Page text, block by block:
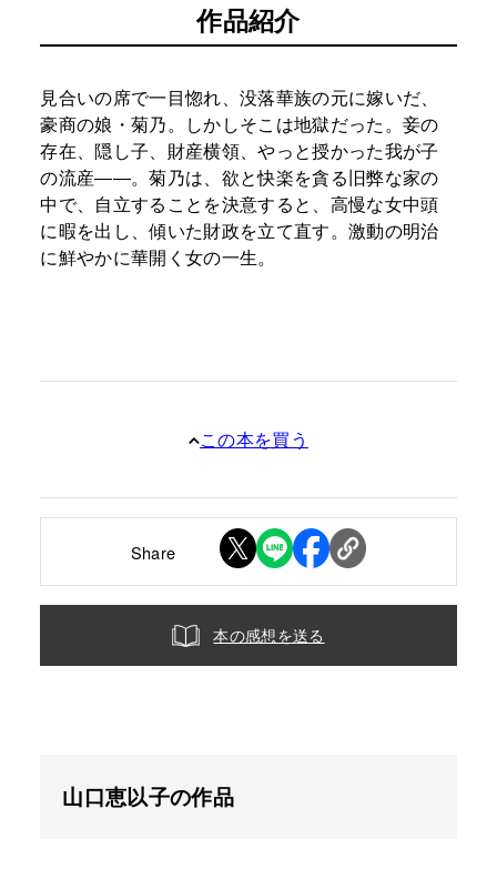
作品紹介
見合いの席で一目惚れ、没落華族の元に嫁いだ、
豪商の娘・菊乃。しかしそこは地獄だった。妾の
存在、隠し子、財産横領、やっと授かった我が子
の流産――。菊乃は、欲と快楽を貪る旧弊な家の
中で、自立することを決意すると、高慢な女中頭
に暇を出し、傾いた財政を立て直す。激動の明治
に鮮やかに華開く女の一生。
この本を買う
Share
本の感想を送る
山口恵以子の作品